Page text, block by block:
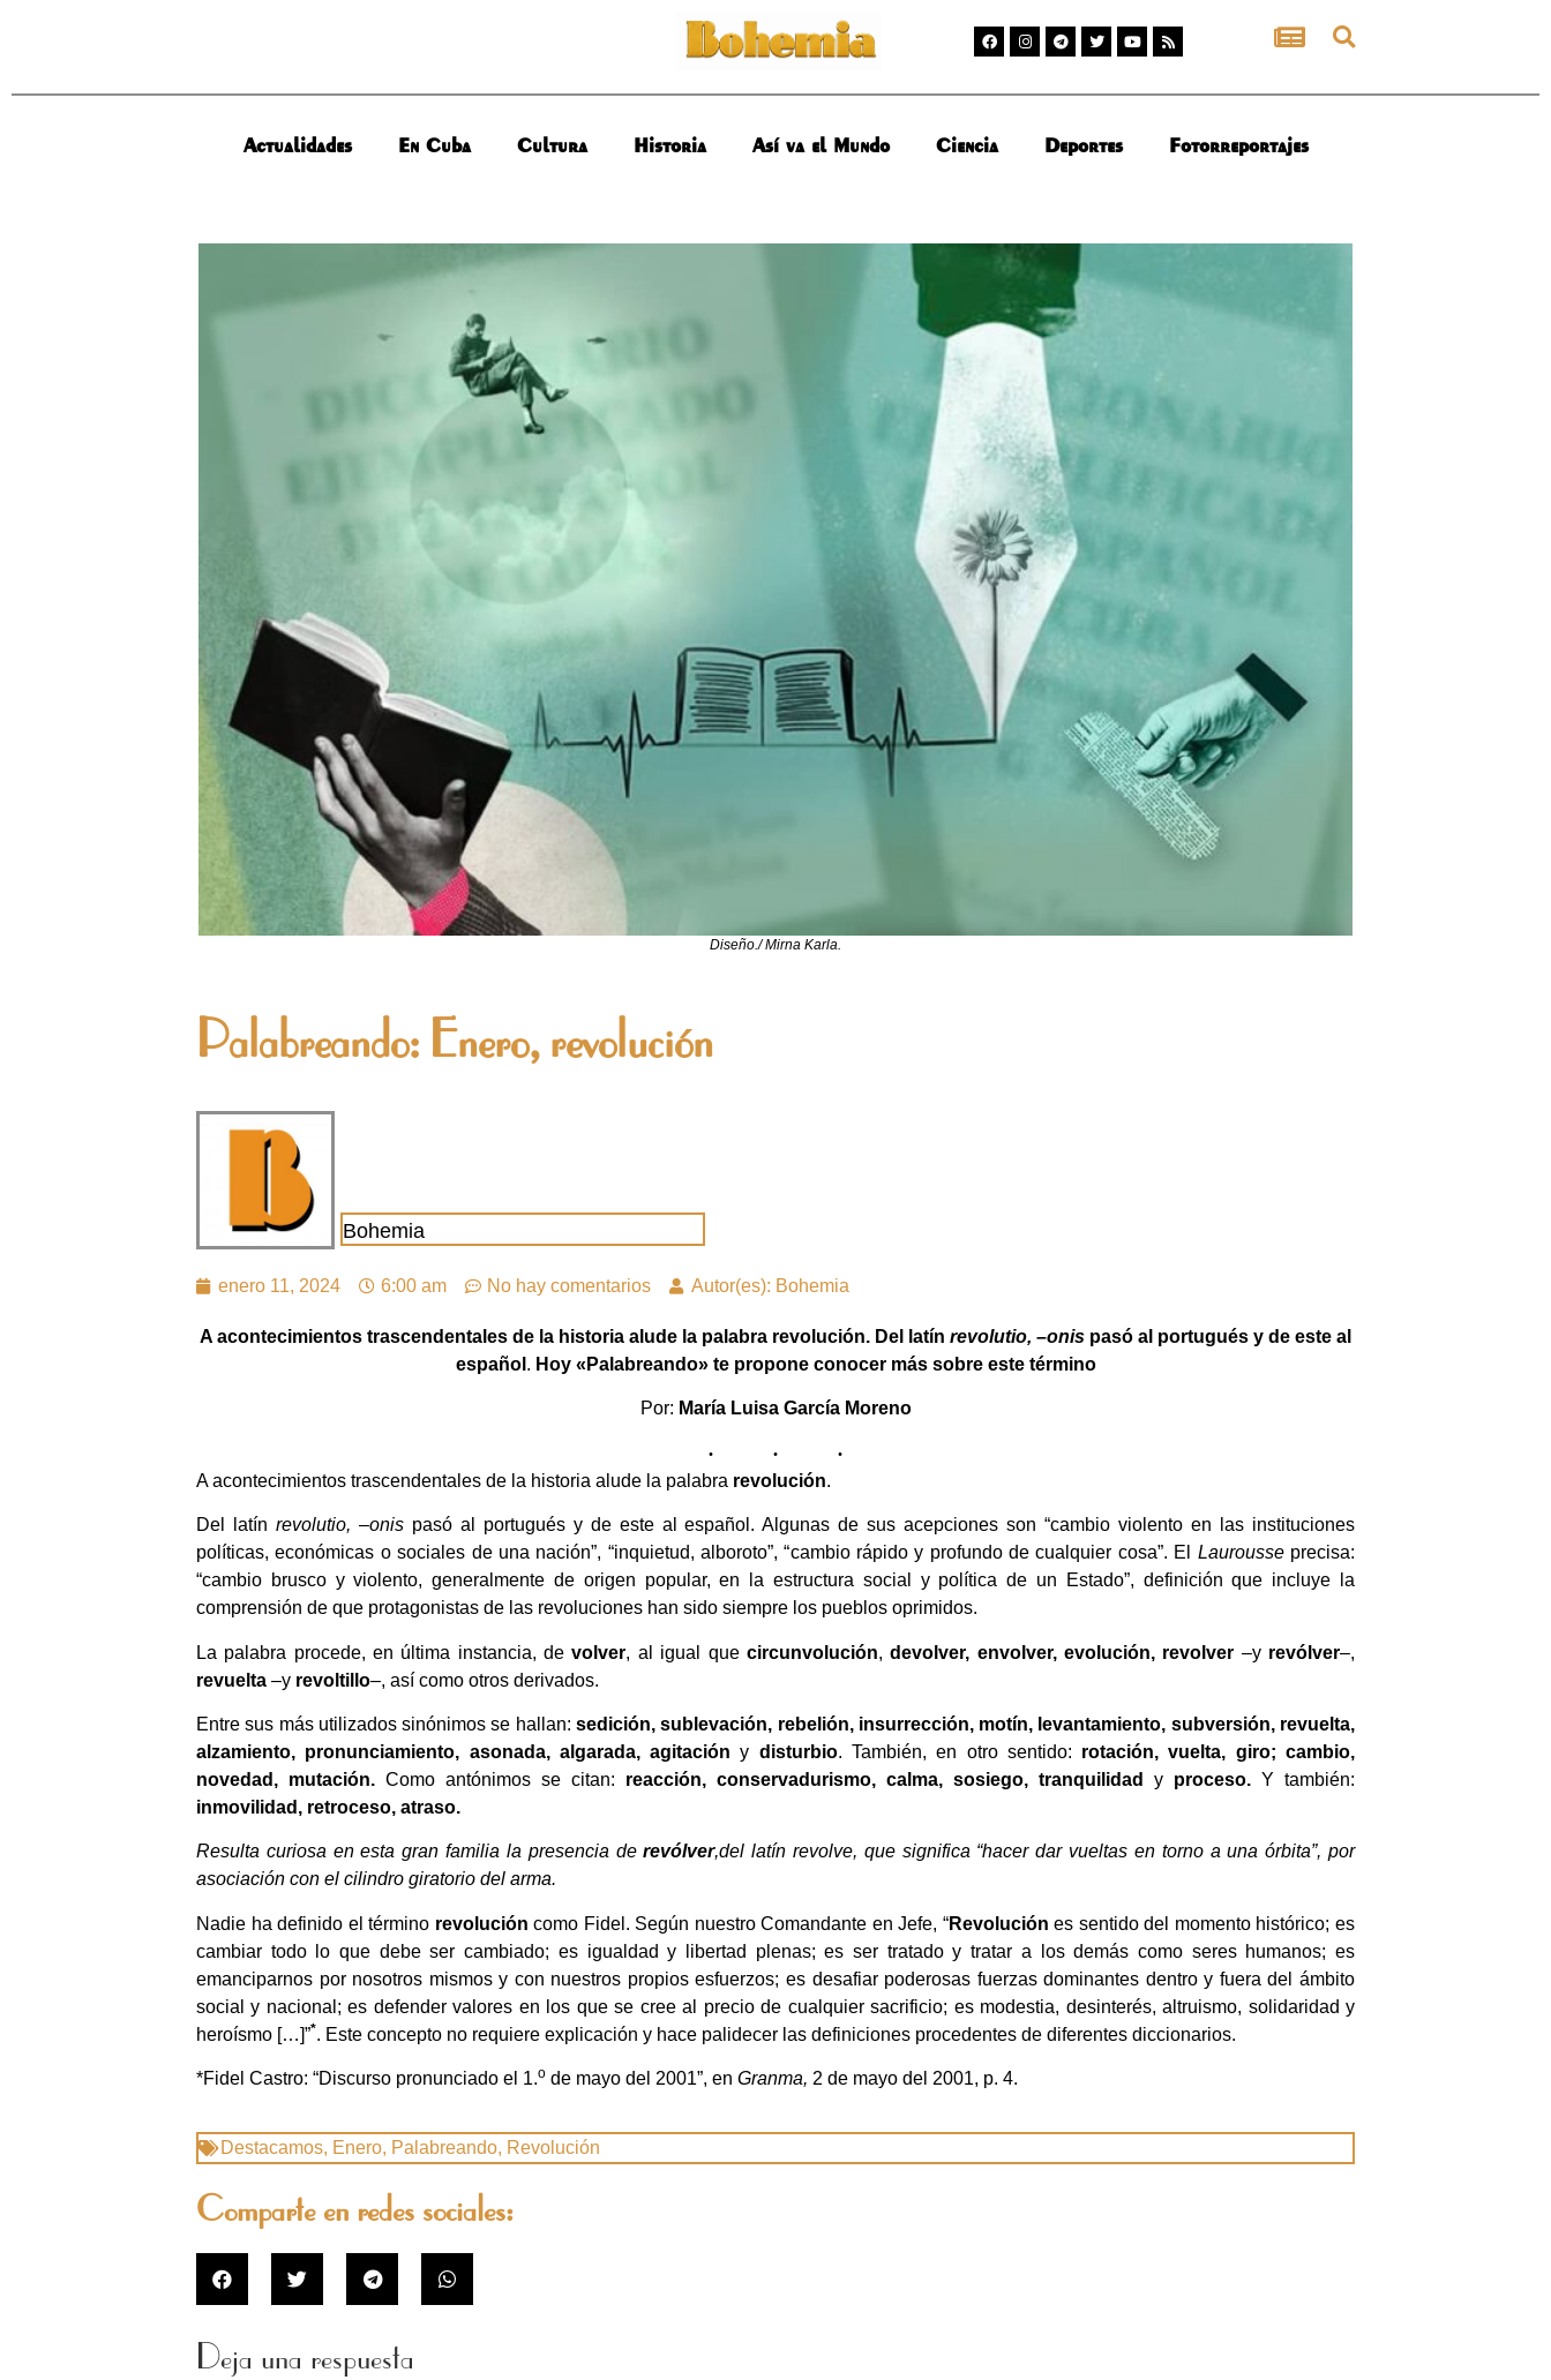
Actualidades En Cuba Cultura Historia Así va el Mundo Ciencia Deportes Fotorreportajes
Diseño./ Mirna Karla.
Palabreando: Enero, revolución
Bohemia
enero 11, 2024 6:00 am No hay comentarios Autor(es): Bohemia
A acontecimientos trascendentales de la historia alude la palabra revolución. Del latín revolutio, –onis pasó al portugués y de este al
español . Hoy «Palabreando» te propone conocer más sobre este término
Por: María Luisa García Moreno
A acontecimientos trascendentales de la historia alude la palabra revolución.
Del latín revolutio, –onis pasó al portugués y de este al español. Algunas de sus acepciones son “cambio violento en las instituciones
políticas, económicas o sociales de una nación”, “inquietud, alboroto”, “cambio rápido y profundo de cualquier cosa”. El Laurousseprecisa:
“cambio brusco y violento, generalmente de origen popular, en la estructura social y política de un Estado”, definición que incluye la
comprensión de que protagonistas de las revoluciones han sido siempre los pueblos oprimidos.
La palabra procede, en última instancia, devolver, al igual que circunvolución, devolver, envolver, evolución, revolver –yrevólver–,
revuelta –y revoltillo–, así como otros derivados.
Entre sus más utilizados sinónimos se hallan: sedición, sublevación, rebelión, insurrección, motín, levantamiento, subversión, revuelta,
alzamiento, pronunciamiento, asonada, algarada, agitacióny disturbio. También, en otro sentido: rotación, vuelta, giro; cambio,
novedad, mutación. Como antónimos se citan: reacción, conservadurismo, calma, sosiego, tranquilidad y proceso. Y también:
inmovilidad, retroceso, atraso.
Resulta curiosa en esta gran familia la presencia derevólver,del latín revolve, que significa “hacer dar vueltas en torno a una órbita”, por
asociación con el cilindro giratorio del arma.
Nadie ha definido el término revolucióncomo Fidel. Según nuestro Comandante en Jefe, “Revolución es sentido del momento histórico; es
cambiar todo lo que debe ser cambiado; es igualdad y libertad plenas; es ser tratado y tratar a los demás como seres humanos; es
emanciparnos por nosotros mismos y con nuestros propios esfuerzos; es desafiar poderosas fuerzas dominantes dentro y fuera del ámbito
social y nacional; es defender valores en los que se cree al precio de cualquier sacrificio; es modestia, desinterés, altruismo, solidaridad y
heroísmo […]”*. Este concepto no requiere explicación y hace palidecer las definiciones procedentes de diferentes diccionarios.
*Fidel Castro: “Discurso pronunciado el 1.o de mayo del 2001”, en Granma, 2 de mayo del 2001, p. 4.
Destacamos, Enero, Palabreando, Revolución
Comparte en redes sociales:
Deja una respuesta